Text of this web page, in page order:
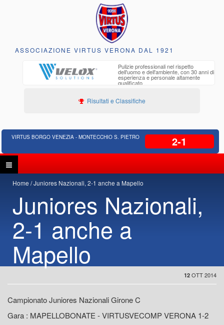
ASSOCIAZIONE VIRTUS VERONA DAL 1921
Pulizie professionali nel rispetto
dell'uomo e dell'ambiente, con 30 anni di
esperienza e personale altamente
qualificato
Risultati e Classifiche
VIRTUS BORGO VENEZIA - MONTECCHIO S. PIETRO 2-1
Home Juniores Nazionali, 2-1 anche a Mapello
Juniores Nazionali,
2-1 anche a
Mapello
12 OTT 2014
Campionato Juniores Nazionali Girone C
Gara : MAPELLOBONATE - VIRTUSVECOMP VERONA 1-2